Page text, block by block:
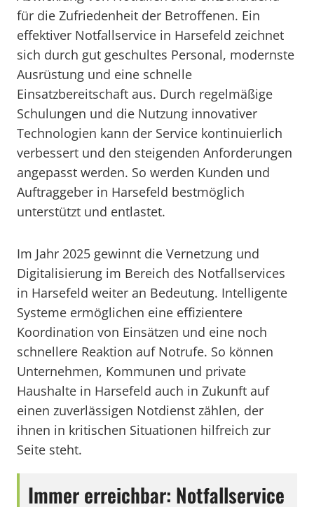
für die Zufriedenheit der Betroffenen. Ein
effektiver Notfallservice in Harsefeld zeichnet
sich durch gut geschultes Personal, modernste
Ausrüstung und eine schnelle
Einsatzbereitschaft aus. Durch regelmäßige
Schulungen und die Nutzung innovativer
Technologien kann der Service kontinuierlich
verbessert und den steigenden Anforderungen
angepasst werden. So werden Kunden und
Auftraggeber in Harsefeld bestmöglich
unterstützt und entlastet.
Im Jahr 2025 gewinnt die Vernetzung und
Digitalisierung im Bereich des Notfallservices
in Harsefeld weiter an Bedeutung. Intelligente
Systeme ermöglichen eine effizientere
Koordination von Einsätzen und eine noch
schnellere Reaktion auf Notrufe. So können
Unternehmen, Kommunen und private
Haushalte in Harsefeld auch in Zukunft auf
einen zuverlässigen Notdienst zählen, der
ihnen in kritischen Situationen hilfreich zur
Seite steht.
Immer erreichbar: Notfallservice